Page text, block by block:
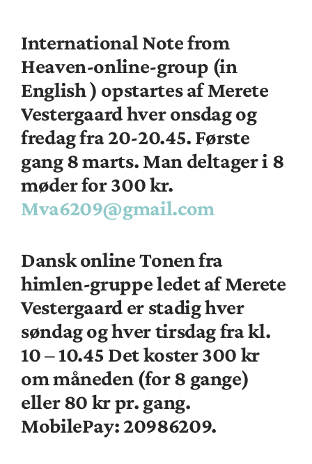
International Note from
Heaven-online-group (in
English ) opstartes af Merete
Vestergaard hver onsdag og
fredag fra 20-20.45. Første
gang 8 marts. Man deltager i 8
møder for 300 kr.
Mva6209@gmail.com
Dansk online Tonen fra
himlen-gruppeledet af Merete
Vestergaard er stadig hver
søndag og hver tirsdag fra kl.
10 – 10.45 Det koster 300 kr
om måneden (for 8 gange)
eller 80 kr pr. gang.
MobilePay: 20986209.